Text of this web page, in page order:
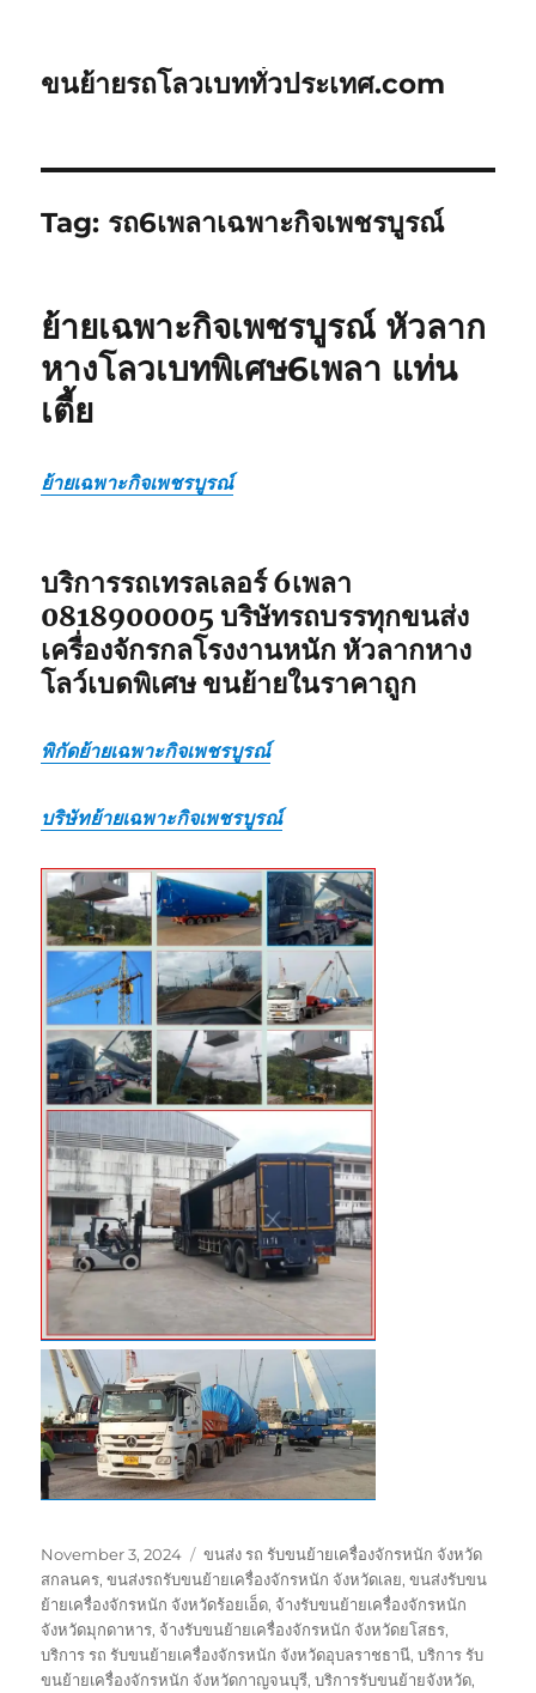
ขนย้ายรถโลวเบททั่วประเทศ.com
Tag: รถ6เพลาเฉพาะกิจเพชรบูรณ์
ย้ายเฉพาะกิจเพชรบูรณ์ หัวลาก
หางโลวเบทพิเศษ6เพลา แท่น
เตี้ย
ย้ายเฉพาะกิจเพชรบูรณ์
บริการรถเทรลเลอร์ 6เพลา
0818900005 บริษัทรถบรรทุกขนส่ง
เครื่องจักรกลโรงงานหนัก หัวลากหาง
โลว์เบดพิเศษ ขนย้ายในราคาถูก
พิกัดย้ายเฉพาะกิจเพชรบูรณ์
บริษัทย้ายเฉพาะกิจเพชรบูรณ์
Posted
on
November 3, 2024 Tags
ขนส่ง รถ รับขนย้ายเครื่องจักรหนัก จังหวัด
สกลนคร,ขนส่งรถรับขนย้ายเครื่องจักรหนัก จังหวัดเลย,ขนส่งรับขน
ย้ายเครื่องจักรหนัก จังหวัดร้อยเอ็ด, จ้างรับขนย้ายเครื่องจักรหนัก
จังหวัดมุกดาหาร, จ้างรับขนย้ายเครื่องจักรหนัก จังหวัดยโสธร,
บริการ รถ รับขนย้ายเครื่องจักรหนัก จังหวัดอุบลราชธานี,บริการ รับ
ขนย้ายเครื่องจักรหนัก จังหวัดกาญจนบุรี,บริการรับขนย้ายจังหวัด,